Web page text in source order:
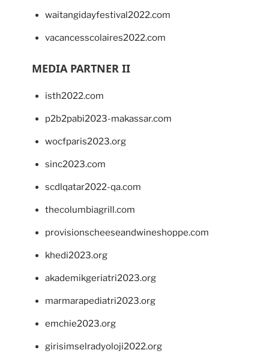
waitangidayfestival2022.com
vacancesscolaires2022.com
MEDIA PARTNER II
isth2022.com
p2b2pabi2023-makassar.com
wocfparis2023.org
sinc2023.com
scdlqatar2022-qa.com
thecolumbiagrill.com
provisionscheeseandwineshoppe.com
khedi2023.org
akademikgeriatri2023.org
marmarapediatri2023.org
emchie2023.org
girisimselradyoloji2022.org